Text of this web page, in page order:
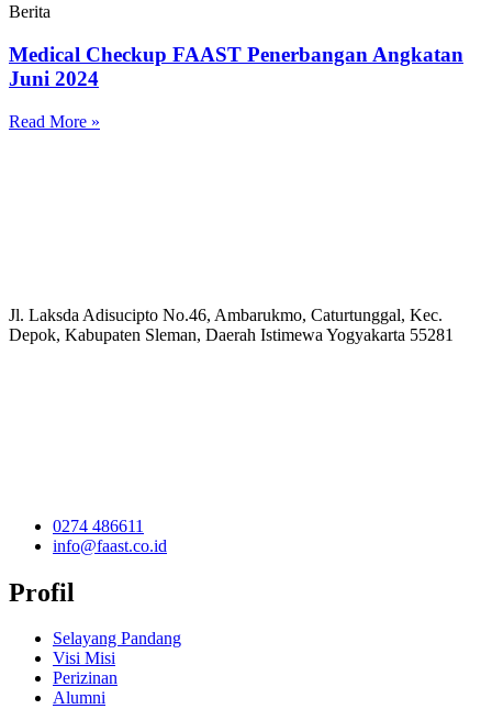
Berita
Medical Checkup FAAST Penerbangan Angkatan
Juni 2024
Read More »
Jl. Laksda Adisucipto No.46, Ambarukmo, Caturtunggal, Kec.
Depok, Kabupaten Sleman, Daerah Istimewa Yogyakarta 55281
0274 486611
info@faast.co.id
Profil
Selayang Pandang
Visi Misi
Perizinan
Alumni